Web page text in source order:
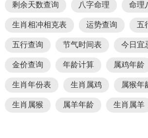
剩余天数查询 八字命理 命理
生肖相冲相克表 运势查询 五
五行查询 节气时间表 今日宜
金价查询 年龄计算 属鸡年龄
生肖年份表 生肖属鸡 属猴年
生肖属猴 属羊年龄 生肖属羊